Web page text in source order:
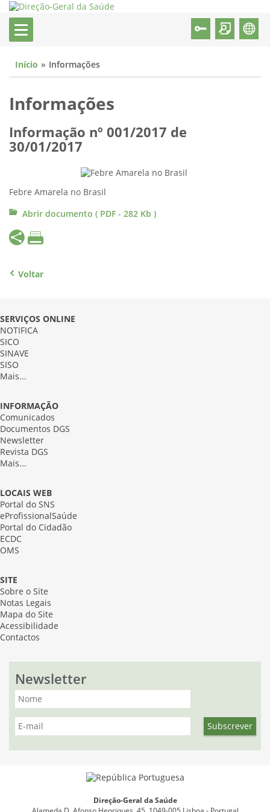
Início Informações
Informações
Informação nº 001/2017 de
30/01/2017
Febre Amarela no Brasil
Abrir documento ( PDF - 282 Kb )
Voltar
SERVIÇOS ONLINE
NOTIFICA
SICO
SINAVE
SISO
Mais...
INFORMAÇÃO
Comunicados
Documentos DGS
Newsletter
Revista DGS
Mais...
LOCAIS WEB
Portal do SNS
eProfissionalSaúde
Portal do Cidadão
ECDC
OMS
SITE
Sobre o Site
Notas Legais
Mapa do Site
Acessibilidade
Contactos
Newsletter
Direção-Geral da Saúde